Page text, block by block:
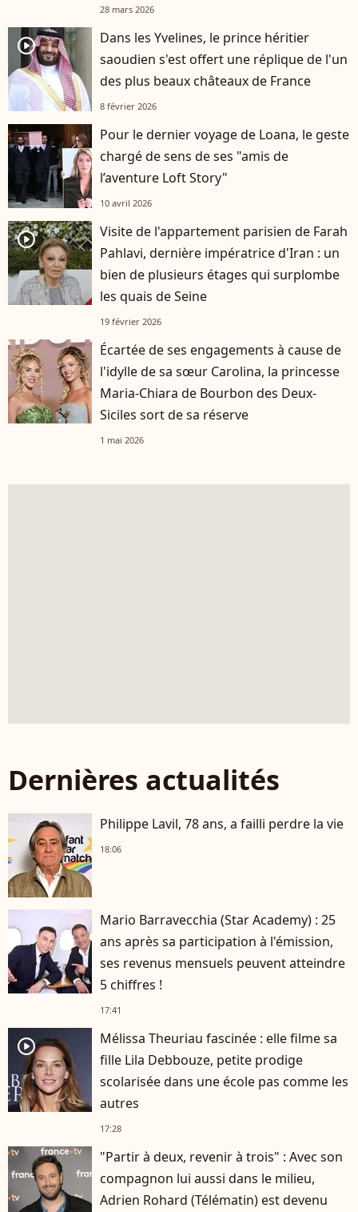
28 mars 2026
player2
Dans les Yvelines, le prince héritier
saoudien s'est offert une réplique de l'un
des plus beaux châteaux de France
8 février 2026
Pour le dernier voyage de Loana, le geste
chargé de sens de ses "amis de
l’aventure Loft Story"
10 avril 2026
player2
Visite de l'appartement parisien de Farah
Pahlavi, dernière impératrice d'Iran : un
bien de plusieurs étages qui surplombe
les quais de Seine
19 février 2026
Écartée de ses engagements à cause de
l'idylle de sa sœur Carolina, la princesse
Maria-Chiara de Bourbon des Deux-
Siciles sort de sa réserve
1 mai 2026
Dernières actualités
Philippe Lavil, 78 ans, a failli perdre la vie
18:06
Mario Barravecchia (Star Academy) : 25
ans après sa participation à l'émission,
ses revenus mensuels peuvent atteindre
5 chiffres !
17:41
player2
Mélissa Theuriau fascinée : elle filme sa
fille Lila Debbouze, petite prodige
scolarisée dans une école pas comme les
autres
17:28
"Partir à deux, revenir à trois" : Avec son
compagnon lui aussi dans le milieu,
Adrien Rohard (Télématin) est devenu